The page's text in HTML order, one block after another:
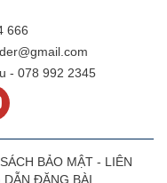
666
- 078 992 2345
BẢO MẬT - LIÊN
DẪN ĐĂNG BÀI